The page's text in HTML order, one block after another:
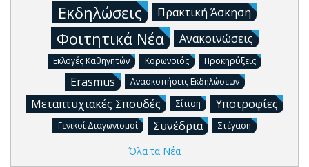
Εκδηλώσεις Πρακτική Άσκηση
Φοιτητικά Νέα Ανακοινώσεις
Εκλογές Καθηγητών Κορωνοϊός Προκηρύξεις
Erasmus Ανασκοπήσεις Εκδηλώσεων
Μεταπτυχιακές Σπουδές Σίτιση Υποτροφίες
Γενικοί Διαγωνισμοί Συνέδρια Στέγαση
Όλα τα Νέα